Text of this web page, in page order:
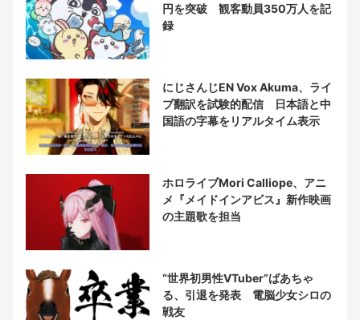
円を突破 観客動員350万人を記
録
にじさんじEN Vox Akuma、ライ
ブ翻訳を試験的配信 日本語と中
国語の字幕をリアルタイム表示
ホロライブMori Calliope、アニ
メ『メイドインアビス』新作映画
の主題歌を担当
“世界初男性VTuber”ばあちゃ
る、引退を発表 電脳少女シロの
戦友